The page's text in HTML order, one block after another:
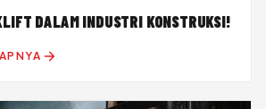
DALAM INDUSTRI KONSTRUKSI!